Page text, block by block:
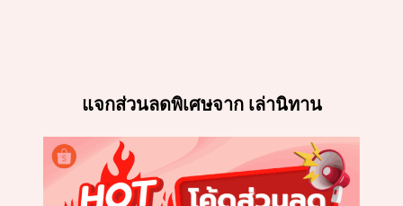
แจกส่วนลดพิเศษจาก เล่านิทาน